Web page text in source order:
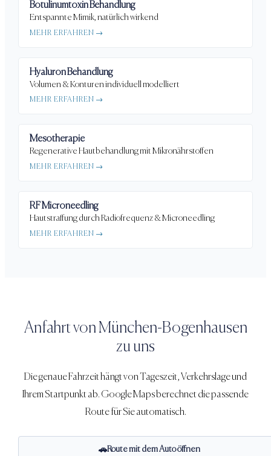
Botulinumtoxin Behandlung
Entspannte Mimik, natürlich wirkend
MEHR ERFAHREN →
Hyaluron Behandlung
Volumen & Konturen individuell modelliert
MEHR ERFAHREN →
Mesotherapie
Regenerative Hautbehandlung mit Mikronährstoffen
MEHR ERFAHREN →
RF Microneedling
Hautstraffung durch Radiofrequenz & Microneedling
MEHR ERFAHREN →
Anfahrt von München-Bogenhausen
zu uns
Die genaue Fahrzeit hängt von Tageszeit, Verkehrslage und
Ihrem Startpunkt ab. Google Maps berechnet die passende
Route für Sie automatisch.
🚗Route mit dem Auto öffnen